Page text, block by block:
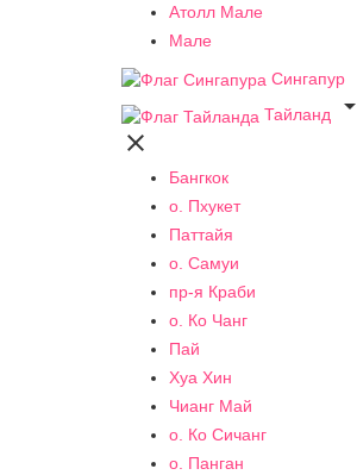
Атолл Мале
Мале
Сингапур
Тайланд


Бангкок
о. Пхукет
Паттайя
о. Самуи
пр-я Краби
о. Ко Чанг
Пай
Хуа Хин
Чианг Май
о. Ко Сичанг
о. Панган